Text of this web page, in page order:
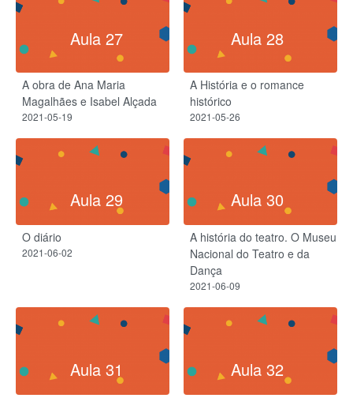
Aula 27
A obra de Ana Maria
Magalhães e Isabel Alçada
2021-05-19
Aula 28
A História e o romance
histórico
2021-05-26
Aula 29
O diário
2021-06-02
Aula 30
A história do teatro. O Museu
Nacional do Teatro e da
Dança
2021-06-09
Aula 31 Aula 32